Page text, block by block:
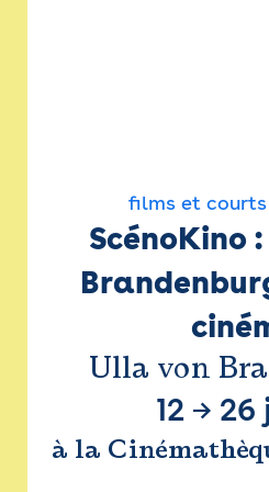
films et
ScénoKino
Ulla von
12 → 26
à la